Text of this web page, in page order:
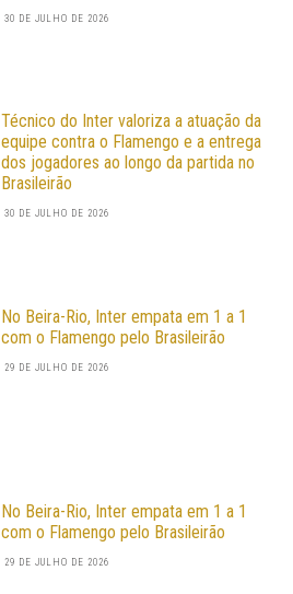
30 DE JULHO DE 2026
Técnico do Inter valoriza a atuação da
equipe contra o Flamengo e a entrega
dos jogadores ao longo da partida no
Brasileirão
30 DE JULHO DE 2026
No Beira-Rio, Inter empata em 1 a 1
com o Flamengo pelo Brasileirão
29 DE JULHO DE 2026
No Beira-Rio, Inter empata em 1 a 1
com o Flamengo pelo Brasileirão
29 DE JULHO DE 2026